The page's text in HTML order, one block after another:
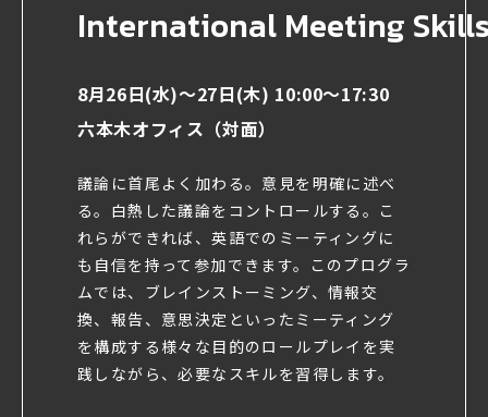
International Meeting
8月26日(水)〜27日(木) 10:00～17:30
六本木オフィス（対面）
議論に首尾よく加わる。意見を明確に述べ
る。白熱した議論をコントロールする。こ
れらができれば、英語でのミーティングに
も自信を持って参加できます。このプログラ
ムでは、ブレインストーミング、情報交
換、報告、意思決定といったミーティング
を構成する様々な目的のロールプレイを実
践しながら、必要なスキルを習得します。